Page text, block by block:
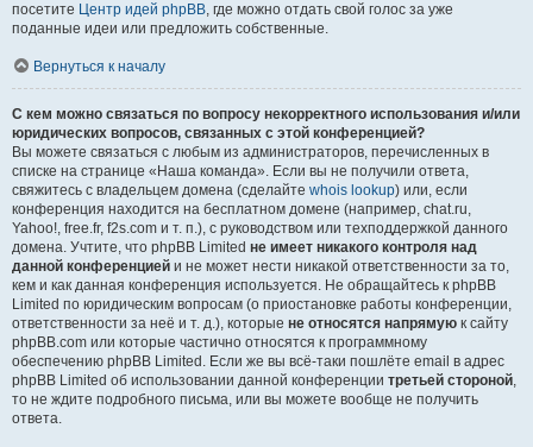
посетите Центр идей phpBB, где можно отдать свой голос за уже
поданные идеи или предложить собственные.
Вернуться к началу
С кем можно связаться по вопросу некорректного использования и/или
юридических вопросов, связанных с этой конференцией?
Вы можете связаться с любым из администраторов, перечисленных в
списке на странице «Наша команда». Если вы не получили ответа,
свяжитесь с владельцем домена (сделайте whois lookup) или, если
конференция находится на бесплатном домене (например, chat.ru,
Yahoo!, free.fr, f2s.com и т. п.), с руководством или техподдержкой данного
домена. Учтите, что phpBB Limited не имеет никакого контроля над
данной конференцией и не может нести никакой ответственности за то,
кем и как данная конференция используется. Не обращайтесь к phpBB
Limited по юридическим вопросам (о приостановке работы конференции,
ответственности за неё и т. д.), которые не относятся напрямую к сайту
phpBB.com или которые частично относятся к программному
обеспечению phpBB Limited. Если же вы всё-таки пошлёте email в адрес
phpBB Limited об использовании данной конференции третьей стороной,
то не ждите подробного письма, или вы можете вообще не получить
ответа.